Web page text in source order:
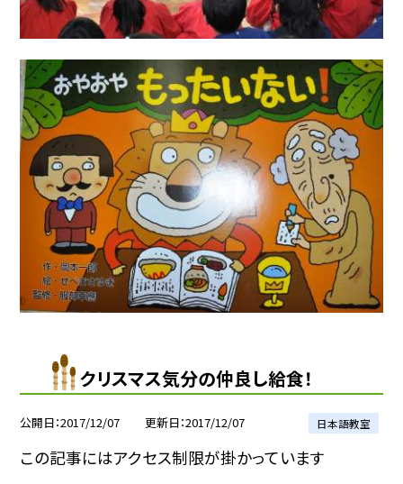
クリスマス気分の仲良し給食！
公開日 2017/12/07 更新日 2017/12/07 日本語教室
この記事にはアクセス制限が掛かっています